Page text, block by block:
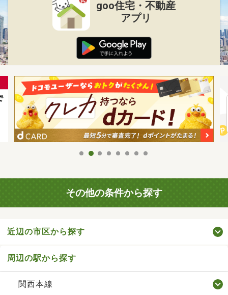
goo住宅・不動産
アプリ
その他の条件から探す
近辺の市区から探す
周辺の駅から探す
関西本線